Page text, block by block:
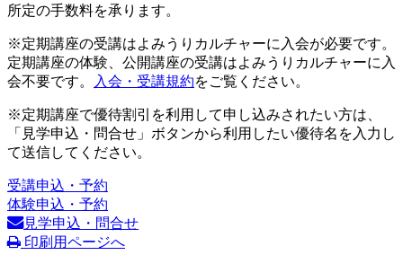
所定の手数料を承ります。
※定期講座の受講はよみうりカルチャーに入会が必要です。
定期講座の体験、公開講座の受講はよみうりカルチャーに入
会不要です。
入会・受講規約をご覧ください。
※定期講座で優待割引を利用して申し込みされたい方は、
「見学申込・問合せ」ボタンから利用したい優待名を入力し
て送信してください。
受講申込・予約
体験申込・予約
見学申込・問合せ
印刷用ページへ